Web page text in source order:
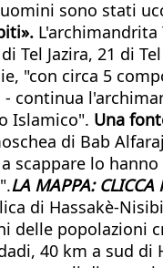
sono stati
L'archimandrita
Jazira, 21 di
"con circa 5
continua
Islamico". Una
di Bab
lo
LA MAPPA: CLICCA
di Hassakè-
popolazioni
40 km a sud